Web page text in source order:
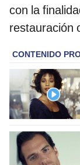
con la
restauración